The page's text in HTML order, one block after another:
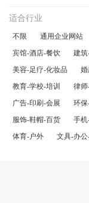
适合行业
不限 通用企业网站
宾馆-酒店-餐饮
建
美容-足疗-化妆品
婚
教育-学校-培训
律
广告-印刷-会展
环
服饰-鞋帽-百货
手
体育-户外
文具-办